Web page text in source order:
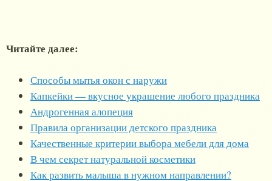
Читайте далее:
Способы мытья окон с наружи
Капкейки — вкусное украшение любого праздника
Андрогенная алопеция
Правила организации детского праздника
Качественные критерии выбора мебели для дома
В чем секрет натуральной косметики
Как развить малыша в нужном направлении?